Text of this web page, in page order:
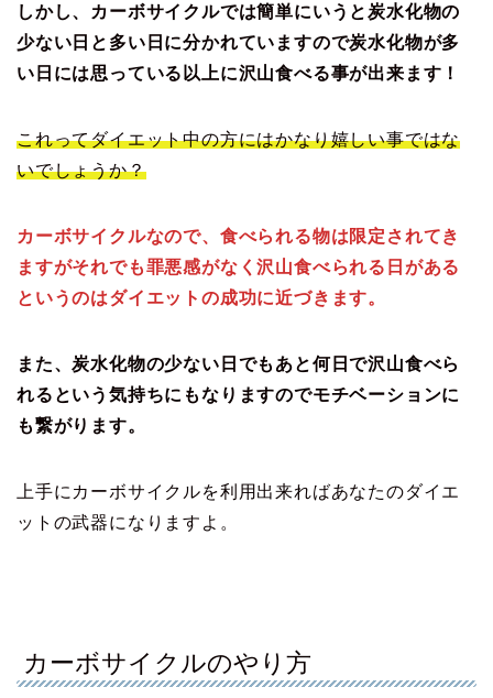
しかし、カーボサイクルでは簡単にいうと炭水化物の
少ない日と多い日に分かれていますので炭水化物が多
い日には思っている以上に沢山食べる事が出来ます！
これってダイエット中の方にはかなり嬉しい事ではな
いでしょうか？
カーボサイクルなので、食べられる物は限定されてき
ますがそれでも罪悪感がなく沢山食べられる日がある
というのはダイエットの成功に近づきます。
また、炭水化物の少ない日でもあと何日で沢山食べら
れるという気持ちにもなりますのでモチベーションに
も繋がります。
上手にカーボサイクルを利用出来ればあなたのダイエ
ットの武器になりますよ。
カーボサイクルのやり方